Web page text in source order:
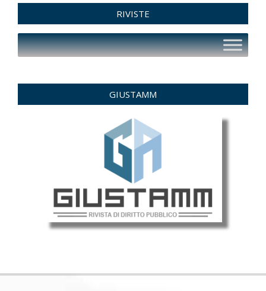
RIVISTE
GIUSTAMM